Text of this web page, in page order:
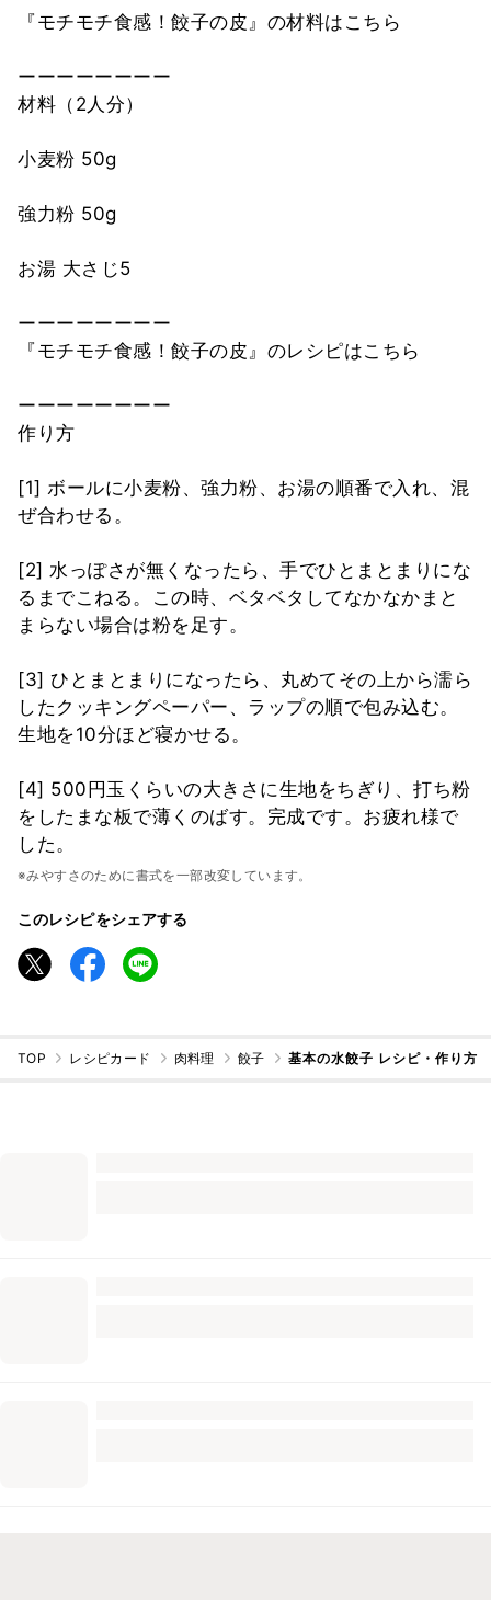
『モチモチ食感！餃子の皮』の材料はこちら
ーーーーーーーー
材料（2人分）
小麦粉 50g
強力粉 50g
お湯 大さじ5
ーーーーーーーー
『モチモチ食感！餃子の皮』のレシピはこちら
ーーーーーーーー
作り方
[1] ボールに小麦粉、強力粉、お湯の順番で入れ、混
ぜ合わせる。
[2] 水っぽさが無くなったら、手でひとまとまりにな
るまでこねる。この時、ベタベタしてなかなかまと
まらない場合は粉を足す。
[3] ひとまとまりになったら、丸めてその上から濡ら
したクッキングペーパー、ラップの順で包み込む。
生地を10分ほど寝かせる。
[4] 500円玉くらいの大きさに生地をちぎり、打ち粉
をしたまな板で薄くのばす。完成です。お疲れ様で
した。
※みやすさのために書式を一部改変しています。
このレシピをシェアする
TOP レシピカード 肉料理 餃子 基本の水餃子 レシピ・作り方